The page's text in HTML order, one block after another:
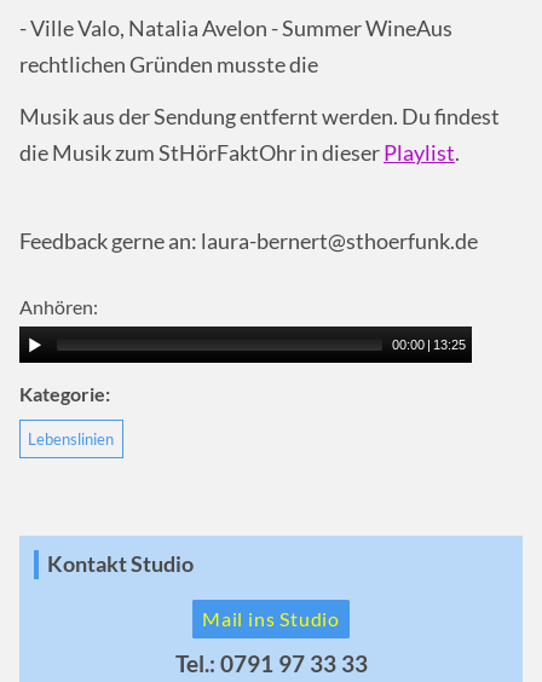
- Ville Valo, Natalia Avelon - Summer WineAus
rechtlichen Gründen musste die
Musik aus der Sendung entfernt werden. Du findest
die Musik zum StHörFaktOhr in dieserPlaylist.
Feedback gerne an: laura-bernert@sthoerfunk.de
Anhören:
00:00 | 13:25
Kategorie:
Lebenslinien
Kontakt Studio
Mail ins Studio
Tel.: 0791 97 33 33